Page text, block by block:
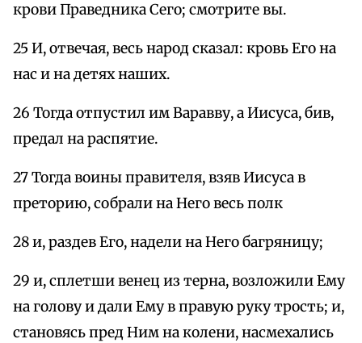
крови Праведника Сего; смотрите вы.
25 И, отвечая, весь народ сказал: кровь Его на
нас и на детях наших.
26 Тогда отпустил им Варавву, а Иисуса, бив,
предал на распятие.
27 Тогда воины правителя, взяв Иисуса в
преторию, собрали на Него весь полк
28 и, раздев Его, надели на Него багряницу;
29 и, сплетши венец из терна, возложили Ему
на голову и дали Ему в правую руку трость; и,
становясь пред Ним на колени, насмехались